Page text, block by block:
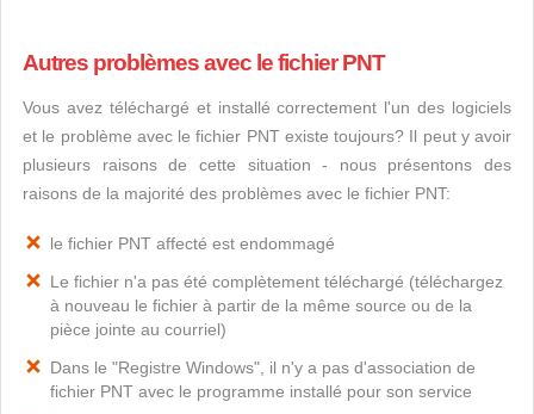
Autres problèmes avec le fichier PNT
Vous avez téléchargé et installé correctement l'un des logiciels
et le problème avec le fichier PNT existe toujours? Il peut y avoir
plusieurs raisons de cette situation - nous présentons des
raisons de la majorité des problèmes avec le fichier PNT:
le fichier PNT affecté est endommagé
Le fichier n'a pas été complètement téléchargé (téléchargez
à nouveau le fichier à partir de la même source ou de la
pièce jointe au courriel)
Dans le "Registre Windows", il n'y a pas d'association de
fichier PNT avec le programme installé pour son service